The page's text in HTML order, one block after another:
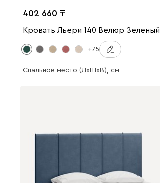
402 660
Кровать Льери 140 Велюр Зеленый
+75
Спальное место (ДхШхВ), см